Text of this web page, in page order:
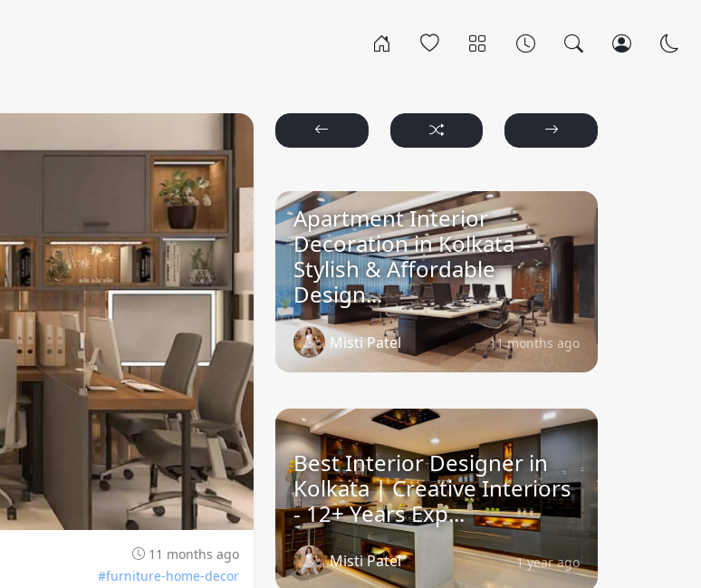
11 months ago
#furniture-home-decor
Apartment Interior
Decoration in Kolkata –
Stylish & Affordable
Design...
Misti Patel 11 months ago
Best Interior Designer in
Kolkata | Creative Interiors
- 12+ Years Exp...
Misti Patel 1 year ago